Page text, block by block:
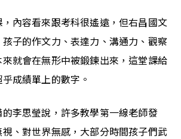
內容看來跟考科很遙遠，但右昌國文
子的作文力、表達力、溝通力、觀察
就會在無形中被鍛鍊出來，這堂課給
成績單上的數字。
李思瑩說，許多教學第一線老師發
、對世界無感，大部分時間孩子們武